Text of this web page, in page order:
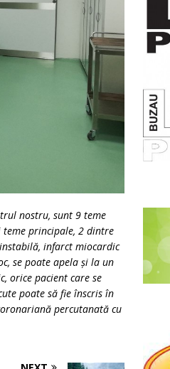
nostru, sunt 9 teme
teme principale, 2 dintre
infarct miocardic
se poate apela și la un
orice pacient care se
poate să fie înscris în
percutanată cu